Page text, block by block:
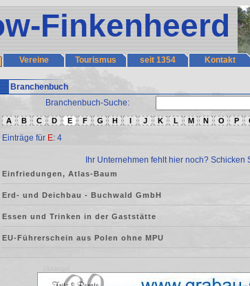
Finkenheerd
Vereine Tourismus seit 1354 Kontakt
Branchenbuch
Branchenbuch-Suche:
A B C D E F G H I J K L M N O P
Einträge für E: 4
Ihr Unternehmen fehlt hier noch? Schicken
Einfriedungen, Atlas-Baum
Erd- und Deichbau - Buchwald GmbH
Essen und Trinken in der Gaststätte
EU-Führerschein aus Polen ohne MPU